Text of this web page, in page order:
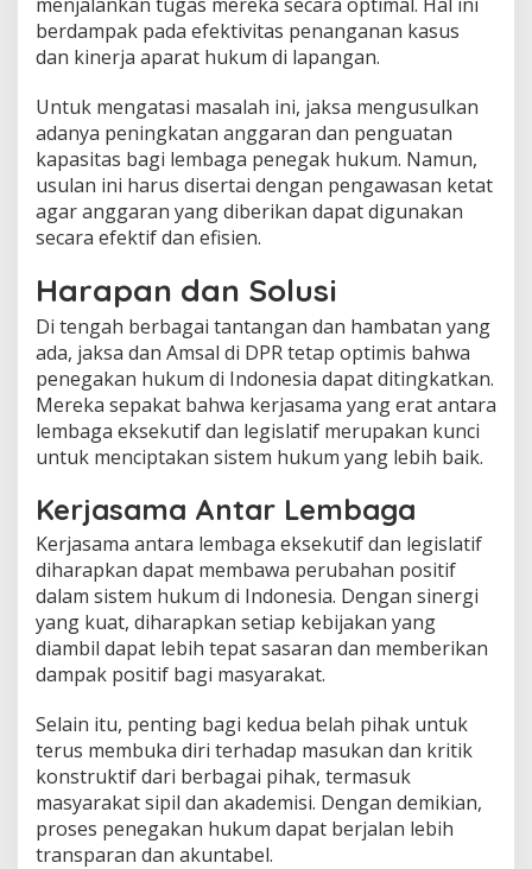
berdampak pada efektivitas penanganan kasus
dan kinerja aparat hukum di lapangan.
Untuk mengatasi masalah ini, jaksa mengusulkan
adanya peningkatan anggaran dan penguatan
kapasitas bagi lembaga penegak hukum. Namun,
usulan ini harus disertai dengan pengawasan ketat
agar anggaran yang diberikan dapat digunakan
secara efektif dan efisien.
Harapan dan Solusi
Di tengah berbagai tantangan dan hambatan yang
ada, jaksa dan Amsal di DPR tetap optimis bahwa
penegakan hukum di Indonesia dapat ditingkatkan.
Mereka sepakat bahwa kerjasama yang erat antara
lembaga eksekutif dan legislatif merupakan kunci
untuk menciptakan sistem hukum yang lebih baik.
Kerjasama Antar Lembaga
Kerjasama antara lembaga eksekutif dan legislatif
diharapkan dapat membawa perubahan positif
dalam sistem hukum di Indonesia. Dengan sinergi
yang kuat, diharapkan setiap kebijakan yang
diambil dapat lebih tepat sasaran dan memberikan
dampak positif bagi masyarakat.
Selain itu, penting bagi kedua belah pihak untuk
terus membuka diri terhadap masukan dan kritik
konstruktif dari berbagai pihak, termasuk
masyarakat sipil dan akademisi. Dengan demikian,
proses penegakan hukum dapat berjalan lebih
transparan dan akuntabel.